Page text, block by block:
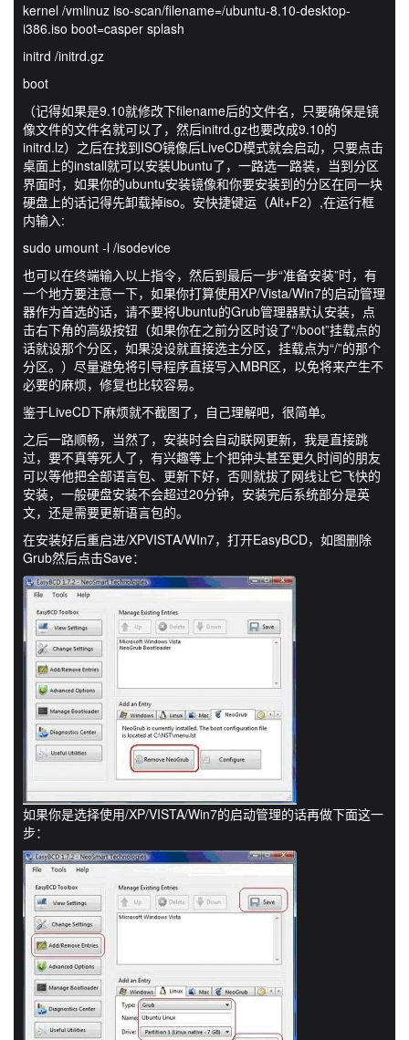
kernel /vmlinuz iso-scan/filename=/ubuntu-8.10-desktop-
i386.iso boot=casper splash
initrd /initrd.gz
boot
（记得如果是9.10就修改下filename后的文件名，只要确保是镜
像文件的文件名就可以了，然后initrd.gz也要改成9.10的
initrd.lz）之后在找到ISO镜像后LiveCD模式就会启动，只要点击
桌面上的install就可以安装Ubuntu了，一路选一路装，当到分区
界面时，如果你的ubuntu安装镜像和你要安装到的分区在同一块
硬盘上的话记得先卸载掉iso。安快捷键运（Alt+F2）,在运行框
内输入:
sudo umount -l /isodevice
也可以在终端输入以上指令，然后到最后一步“准备安装”时，有
一个地方要注意一下，如果你打算使用XP/Vista/Win7的启动管理
器作为首选的话，请不要将Ubuntu的Grub管理器默认安装，点
击右下角的高级按钮（如果你在之前分区时设了“/boot”挂载点的
话就设那个分区，如果没设就直接选主分区，挂载点为“/”的那个
分区。）尽量避免将引导程序直接写入MBR区，以免将来产生不
必要的麻烦，修复也比较容易。
鉴于LiveCD下麻烦就不截图了，自己理解吧，很简单。
之后一路顺畅，当然了，安装时会自动联网更新，我是直接跳
过，要不真等死人了，有兴趣等上个把钟头甚至更久时间的朋友
可以等他把全部语言包、更新下好，否则就拔了网线让它飞快的
安装，一般硬盘安装不会超过20分钟，安装完后系统部分是英
文，还是需要更新语言包的。
在安装好后重启进/XPVISTA/WIn7，打开EasyBCD，如图删除
Grub然后点击Save：
如果你是选择使用/XP/VISTA/Win7的启动管理的话再做下面这一
步：